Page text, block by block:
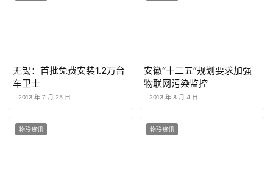
无锡：首批免费安装1.2万台
车卫士
2013 年 7 月 25 日
安徽“十二五”规划要求加强
物联网污染监控
2013 年 8 月 4 日
物联资讯 物联资讯